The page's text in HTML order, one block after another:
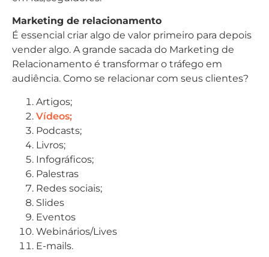
Marketing de relacionamento
É essencial criar algo de valor primeiro para depois
vender algo. A grande sacada do Marketing de
Relacionamento é transformar o tráfego em
audiência. Como se relacionar com seus clientes?
Artigos;
Vídeos;
Podcasts;
Livros;
Infográficos;
Palestras
Redes sociais;
Slides
Eventos
Webinários/Lives
E-mails.